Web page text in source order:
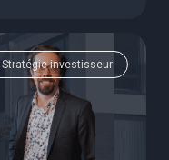
investisseur